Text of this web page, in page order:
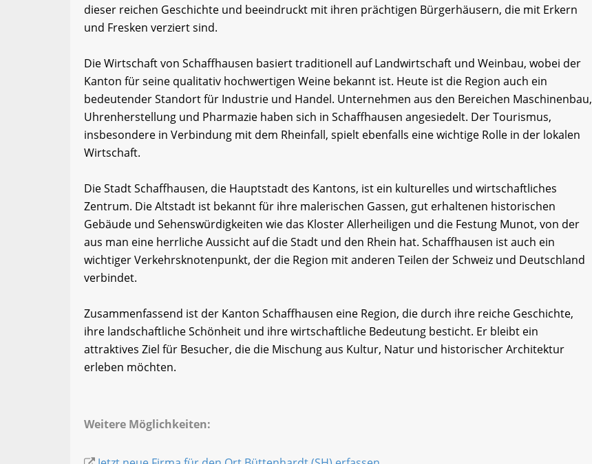
dieser reichen Geschichte und beeindruckt mit ihren prächtigen Bürgerhäusern, die mit Erkern
und Fresken verziert sind.
Die Wirtschaft von Schaffhausen basiert traditionell auf Landwirtschaft und Weinbau, wobei der
Kanton für seine qualitativ hochwertigen Weine bekannt ist. Heute ist die Region auch ein
bedeutender Standort für Industrie und Handel. Unternehmen aus den Bereichen Maschinenbau,
Uhrenherstellung und Pharmazie haben sich in Schaffhausen angesiedelt. Der Tourismus,
insbesondere in Verbindung mit dem Rheinfall, spielt ebenfalls eine wichtige Rolle in der lokalen
Wirtschaft.
Die Stadt Schaffhausen, die Hauptstadt des Kantons, ist ein kulturelles und wirtschaftliches
Zentrum. Die Altstadt ist bekannt für ihre malerischen Gassen, gut erhaltenen historischen
Gebäude und Sehenswürdigkeiten wie das Kloster Allerheiligen und die Festung Munot, von der
aus man eine herrliche Aussicht auf die Stadt und den Rhein hat. Schaffhausen ist auch ein
wichtiger Verkehrsknotenpunkt, der die Region mit anderen Teilen der Schweiz und Deutschland
verbindet.
Zusammenfassend ist der Kanton Schaffhausen eine Region, die durch ihre reiche Geschichte,
ihre landschaftliche Schönheit und ihre wirtschaftliche Bedeutung besticht. Er bleibt ein
attraktives Ziel für Besucher, die die Mischung aus Kultur, Natur und historischer Architektur
erleben möchten.
Weitere Möglichkeiten: